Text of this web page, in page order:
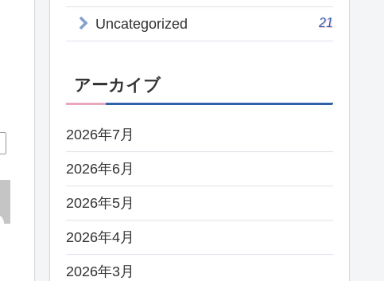
Uncategorized 21
アーカイブ
2026年7月
2026年6月
2026年5月
2026年4月
2026年3月